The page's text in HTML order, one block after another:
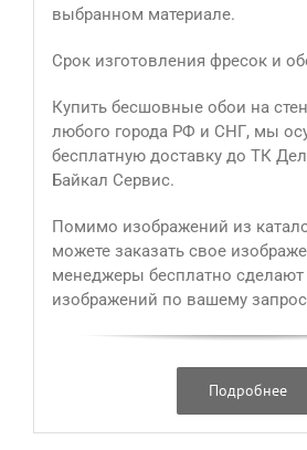
выбранном материале.
Срок изготовления фресок и
Купить бесшовные обои на
любого города РФ и СНГ, мы
бесплатную доставку до ТК
Байкал Сервис.
Помимо изображений из
можете заказать свое
менеджеры бесплатно сделают
изображений по вашему
Подробнее